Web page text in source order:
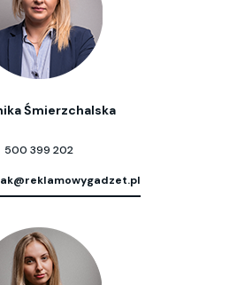
Śmierzchalska
500 399 202